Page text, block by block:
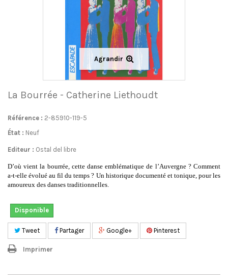
Agrandir
La Bourrée - Catherine Liethoudt
Référence : 2-85910-119-5
État : Neuf
Editeur : Ostal del libre
D’où vient la bourrée, cette danse emblématique de l’Auvergne ? Comment
a-t-elle évolué au fil du temps ? Un historique documenté et tonique, pour les
amoureux des danses traditionnelles.
Disponible
Tweet Partager Google+ Pinterest
Imprimer